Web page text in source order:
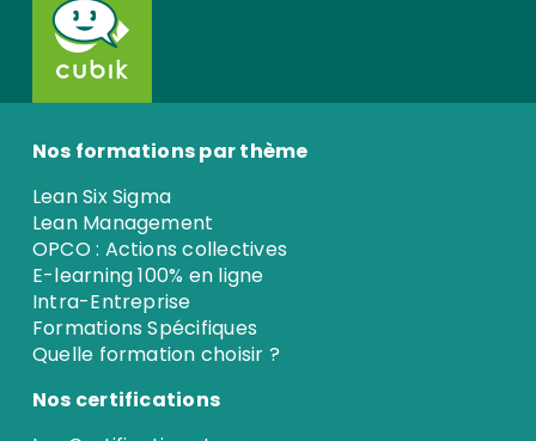
Nos formations par thème
Lean Six Sigma
Lean Management
OPCO : Actions collectives
E-learning 100% en ligne
Intra-Entreprise
Formations Spécifiques
Quelle formation choisir ?
Nos certifications